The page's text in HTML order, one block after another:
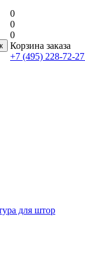
0
0
0
Корзина заказа
+7 (495) 228-72-27
для штор